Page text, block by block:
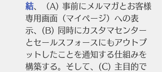
結 、（A) 事前にメルマガとお客様
専用画面（マイページ）への表
示、(B) 同時にカスタマセンター
とセールスフォースにもアウトプ
ットしたことを通知する仕組みを
構築する。そして、(C) 主目的で